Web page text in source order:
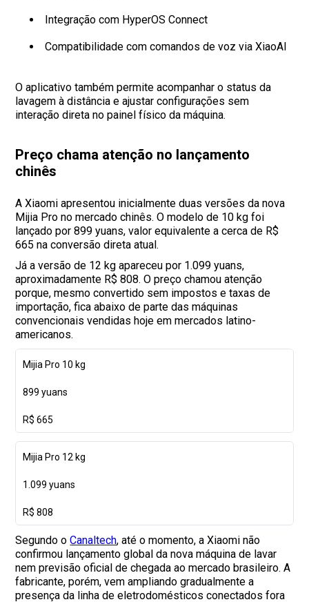
Integração com HyperOS Connect
Compatibilidade com comandos de voz via XiaoAI
O aplicativo também permite acompanhar o status da
lavagem à distância e ajustar configurações sem
interação direta no painel físico da máquina.
Preço chama atenção no lançamento
chinês
A Xiaomi apresentou inicialmente duas versões da nova
Mijia Pro no mercado chinês. O modelo de 10 kg foi
lançado por 899 yuans, valor equivalente a cerca de R$
665 na conversão direta atual.
Já a versão de 12 kg apareceu por 1.099 yuans,
aproximadamente R$ 808. O preço chamou atenção
porque, mesmo convertido sem impostos e taxas de
importação, fica abaixo de parte das máquinas
convencionais vendidas hoje em mercados latino-
americanos.
Mijia Pro 10 kg
899 yuans
R$ 665
Mijia Pro 12 kg
1.099 yuans
R$ 808
Segundo oCanaltech, até o momento, a Xiaomi não
confirmou lançamento global da nova máquina de lavar
nem previsão oficial de chegada ao mercado brasileiro. A
fabricante, porém, vem ampliando gradualmente a
presença da linha de eletrodomésticos conectados fora